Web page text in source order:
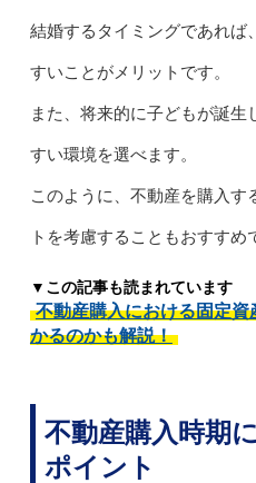
結婚するタイミングであれば
すいことがメリットです。
また、将来的に子どもが誕
すい環境を選べます。
このように、不動産を購入す
トを考慮することもおすすめ
▼この記事も読まれています
不動産購入における固定
かるのかも解説！
不動産購入時期
ポイント